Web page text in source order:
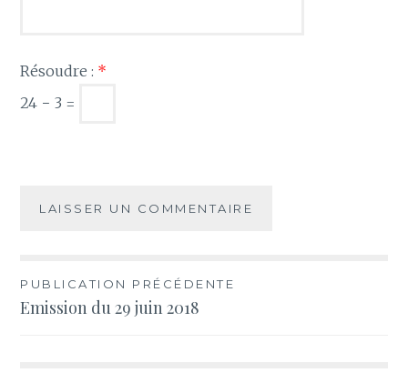
Résoudre : *
24 − 3 =
Navigation
de
PUBLICATION PRÉCÉDENTE
Emission du 29 juin 2018